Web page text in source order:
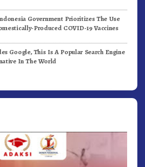
Government Prioritizes The Use
Produced COVID-19 Vaccines
Google, This Is A Popular Search Engine
In The World